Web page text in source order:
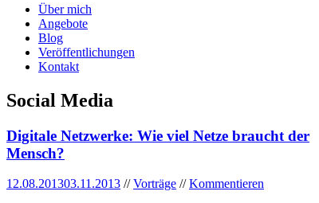
Skip
content
Über mich
Angebote
Blog
Veröffentlichungen
Kontakt
Social Media
Digitale Netzwerke: Wie viel Netze braucht der
Mensch?
12.08.201303.11.2013 //Vorträge //Kommentieren